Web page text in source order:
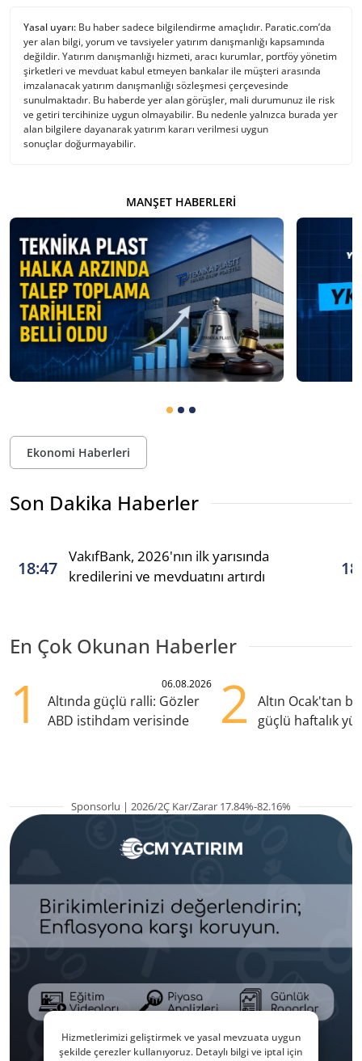
Yasal uyarı: Bu haber sadece bilgilendirme amaçlıdır. Paratic.com’da
yer alan bilgi, yorum ve tavsiyeler yatırım danışmanlığı kapsamında
değildir. Yatırım danışmanlığı hizmeti, aracı kurumlar, portföy yönetim
şirketleri ve mevduat kabul etmeyen bankalar ile müşteri arasında
imzalanacak yatırım danışmanlığı sözleşmesi çerçevesinde
sunulmaktadır. Bu haberde yer alan görüşler, mali durumunuz ile risk
ve getiri tercihinize uygun olmayabilir. Bu nedenle yalnızca burada yer
alan bilgilere dayanarak yatırım kararı verilmesi uygun
sonuçlar doğurmayabilir.
MANŞET HABERLERI
Ekonomi Haberleri
Son Dakika Haberler
18:47
VakıfBank, 2026'nın ilk yarısında
kredilerini ve mevduatını artırdı
En Çok Okunan Haberler
1 06.08.2026
Altında güçlü ralli: Gözler
ABD istihdam verisinde
2
Altın Ocak'tan
güçlü haftalık
Sponsorlu | 2026/2Ç Kar/Zarar 17.84%-82.16%
Hizmetlerimizi geliştirmek ve yasal mevzuata uygun
şekilde çerezler kullanıyoruz. Detaylı bilgi ve iptal için